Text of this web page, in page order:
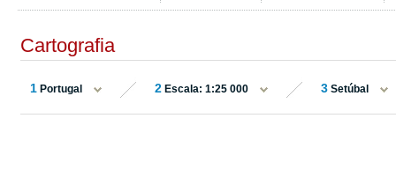
Cartografia
1 Portugal 2 Escala: 1:25 000 3 Setúbal